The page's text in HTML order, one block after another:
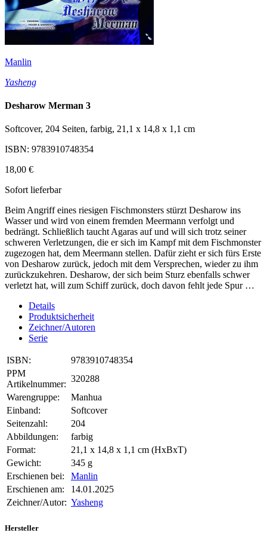
Manlin
Yasheng
Desharow Merman 3
Softcover, 204 Seiten, farbig, 21,1 x 14,8 x 1,1 cm
ISBN: 9783910748354
18,00 €
Sofort lieferbar
Beim Angriff eines riesigen Fischmonsters stürzt Desharow ins
Wasser und wird von einem fremden Meermann verfolgt und
bedrängt. Schließlich taucht Agaras auf und will sich trotz seiner
schweren Verletzungen, die er sich im Kampf mit dem Fischmonster
zugezogen hat, dem Meermann stellen. Dafür zieht er sich fürs Erste
von Desharow zurück, jedoch mit dem Versprechen, wieder zu ihm
zurückzukehren. Desharow, der sich beim Sturz ebenfalls schwer
verletzt hat, will zum Schiff zurück, doch davon fehlt jede Spur …
Details
Produktsicherheit
Zeichner/Autoren
Serie
ISBN:
9783910748354
PPM
Artikelnummer:
320288
Warengruppe:
Manhua
Einband:
Softcover
Seitenzahl:
204
Abbildungen:
farbig
Format:
21,1 x 14,8 x 1,1 cm (HxBxT)
Gewicht:
345 g
Erschienen bei:
Manlin
Erschienen am:
14.01.2025
Zeichner/Autor: Yasheng
Hersteller